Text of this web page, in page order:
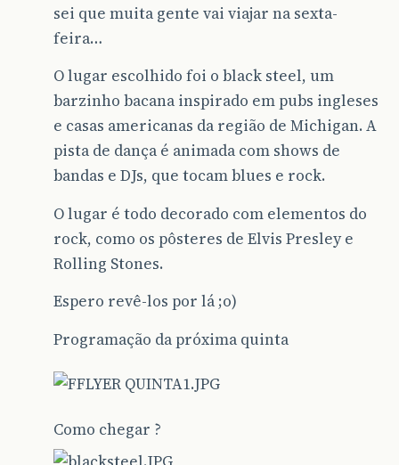
sei que muita gente vai viajar na sexta-
feira…
O lugar escolhido foi o black steel, um
barzinho bacana inspirado em pubs ingleses
e casas americanas da região de Michigan. A
pista de dança é animada com shows de
bandas e DJs, que tocam blues e rock.
O lugar é todo decorado com elementos do
rock, como os pôsteres de Elvis Presley e
Rolling Stones.
Espero revê-los por lá ;o)
Programação da próxima quinta
Como chegar ?